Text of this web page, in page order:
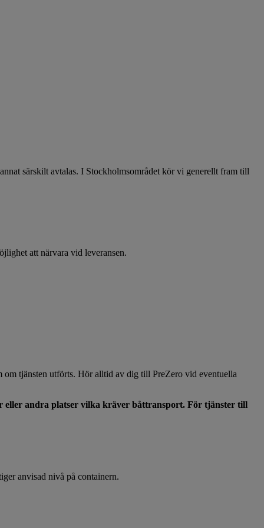
särskilt avtalas. I Stockholmsområdet kör vi generellt fram till
att närvara vid leveransen.
om tjänsten utförts. Hör alltid av dig till PreZero vid eventuella
eller andra platser vilka kräver båttransport. För tjänster till
anvisad nivå på containern.